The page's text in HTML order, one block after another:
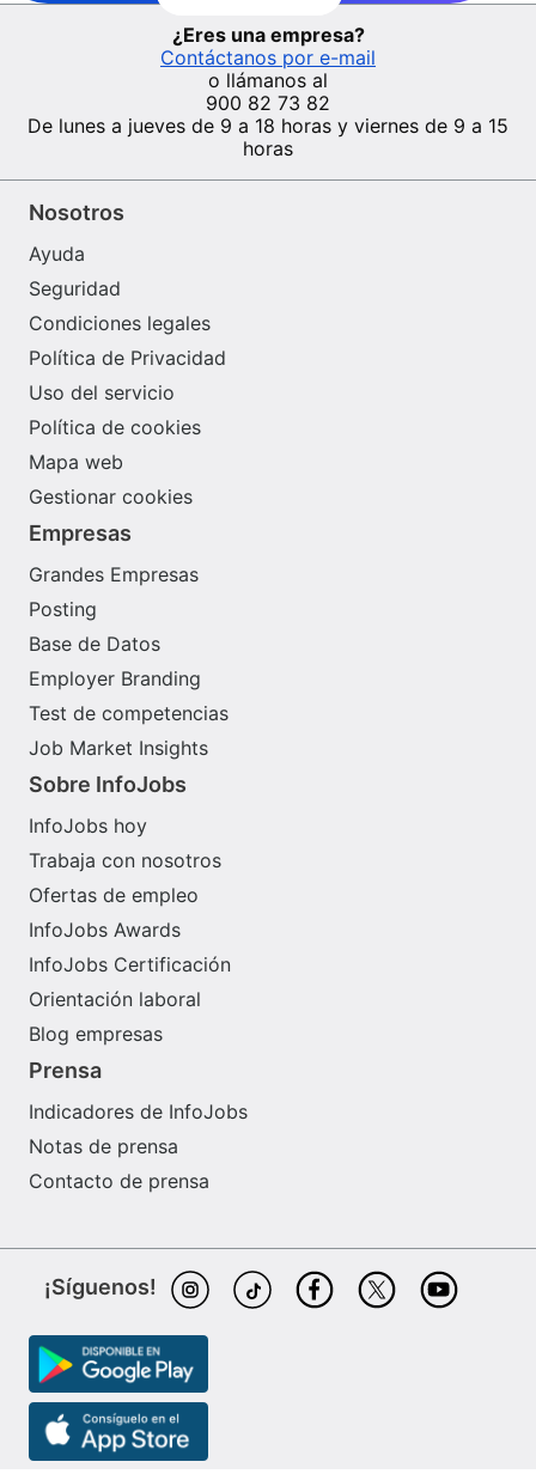
¿Eres una empresa?
Contáctanos por e-mail
o llámanos al
900 82 73 82
De lunes a jueves de 9 a 18 horas y viernes de 9 a 15
horas
Nosotros
Ayuda
Seguridad
Condiciones legales
Política de Privacidad
Uso del servicio
Política de cookies
Mapa web
Gestionar cookies
Empresas
Grandes Empresas
Posting
Base de Datos
Employer Branding
Test de competencias
Job Market Insights
Sobre InfoJobs
InfoJobs hoy
Trabaja con nosotros
Ofertas de empleo
InfoJobs Awards
InfoJobs Certificación
Orientación laboral
Blog empresas
Prensa
Indicadores de InfoJobs
Notas de prensa
Contacto de prensa
¡Síguenos!